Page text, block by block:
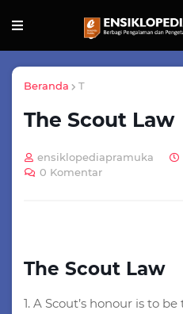
Beranda T
The Scout Law
ensiklopediapramuka
0 Komentar
The Scout Law
1. A Scout’s honour is to